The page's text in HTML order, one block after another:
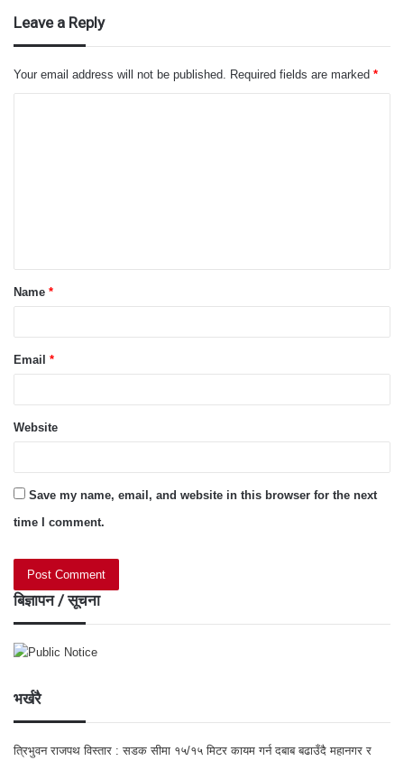
Leave a Reply
Your email address will not be published. Required fields are marked *
t
*
Name *
Email *
Website
Save my name, email, and website in this browser for the next
time I comment.
बिज्ञापन / सूचना
भर्खरै
त्रिभुवन राजपथ विस्तार : सडक सीमा १५/१५ मिटर कायम गर्न दबाब बढाउँदै महानगर र